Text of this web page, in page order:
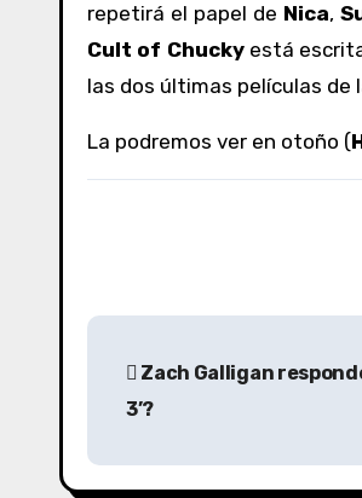
repetirá el papel de Nica,
Cult of Chuckyestá
las dos últimas películas de
La podremos ver en otoño (
N
e
Zach Galligan
3’?